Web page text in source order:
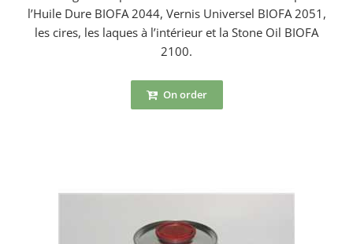
l’Huile Dure BIOFA 2044, Vernis Universel BIOFA 2051,
les cires, les laques à l’intérieur et la Stone Oil BIOFA
2100.
On order